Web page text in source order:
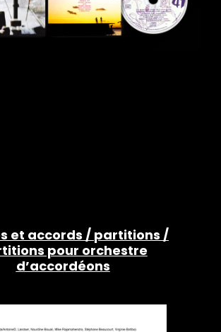
et accords / partitions /
pour orchestre
d’accordéons